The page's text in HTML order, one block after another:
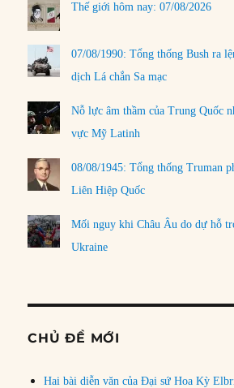
Thế giới hôm nay: 07/08/2026
07/08/1990: Tổng thống Bush ra
dịch Lá chắn Sa mạc
Nỗ lực âm thầm của Trung Quốc
vực Mỹ Latinh
08/08/1945: Tổng thống Truman
Liên Hiệp Quốc
Mối nguy khi Châu Âu do dự hỗ
Ukraine
CHỦ ĐỀ MỚI
Hai bài diễn văn của Đại sứ Hoa Kỳ